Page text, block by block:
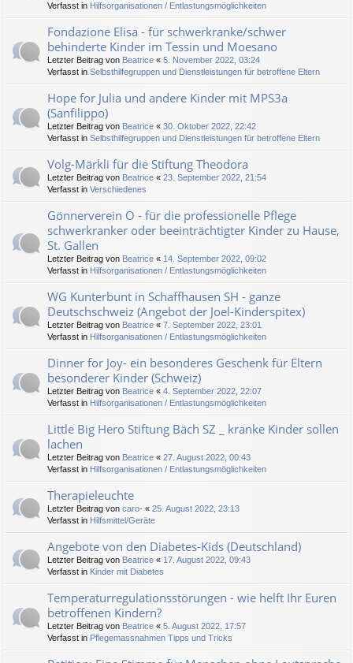
Verfasst in Hilfsorganisationen / Entlastungsmöglichkeiten
Fondazione Elisa - für schwerkranke/schwer
behinderte Kinder im Tessin und Moesano
Letzter Beitrag von Beatrice « 5. November 2022, 03:24
Verfasst in Selbsthilfegruppen und Dienstleistungen für betroffene Eltern
Hope for Julia und andere Kinder mit MPS3a
(Sanfilippo)
Letzter Beitrag von Beatrice « 30. Oktober 2022, 22:42
Verfasst in Selbsthilfegruppen und Dienstleistungen für betroffene Eltern
Volg-Märkli für die Stiftung Theodora
Letzter Beitrag von Beatrice « 23. September 2022, 21:54
Verfasst in Verschiedenes
Gönnerverein O - für die professionelle Pflege
schwerkranker oder beeinträchtigter Kinder zu Hause,
St. Gallen
Letzter Beitrag von Beatrice « 14. September 2022, 09:02
Verfasst in Hilfsorganisationen / Entlastungsmöglichkeiten
WG Kunterbunt in Schaffhausen SH - ganze
Deutschschweiz (Angebot der Joel-Kinderspitex)
Letzter Beitrag von Beatrice « 7. September 2022, 23:01
Verfasst in Hilfsorganisationen / Entlastungsmöglichkeiten
Dinner for Joy- ein besonderes Geschenk für Eltern
besonderer Kinder (Schweiz)
Letzter Beitrag von Beatrice « 4. September 2022, 22:07
Verfasst in Hilfsorganisationen / Entlastungsmöglichkeiten
Little Big Hero Stiftung Bäch SZ _ kranke Kinder sollen
lachen
Letzter Beitrag von Beatrice « 27. August 2022, 00:43
Verfasst in Hilfsorganisationen / Entlastungsmöglichkeiten
Therapieleuchte
Letzter Beitrag von caro- « 25. August 2022, 23:13
Verfasst in Hilfsmittel/Geräte
Angebote von den Diabetes-Kids (Deutschland)
Letzter Beitrag von Beatrice « 17. August 2022, 09:43
Verfasst in Kinder mit Diabetes
Temperaturregulationsstörungen - wie helft Ihr Euren
betroffenen Kindern?
Letzter Beitrag von Beatrice « 5. August 2022, 17:57
Verfasst in Pflegemassnahmen Tipps und Tricks